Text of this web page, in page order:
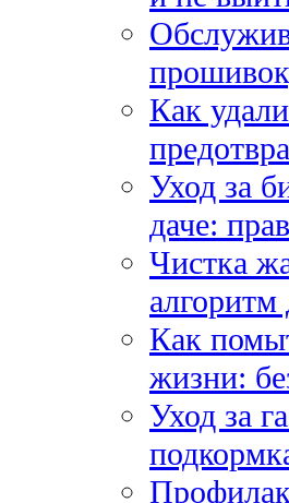
Как
Уход за
даче:
Чистка
алгоритм
Как
жизни:
Уход за